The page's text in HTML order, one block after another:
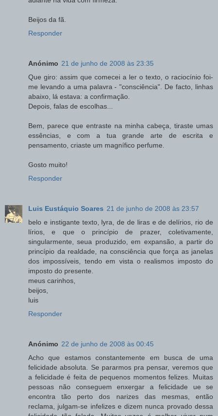
Beijos da fã.
Responder
Anónimo 21 de junho de 2008 às 23:35
Que giro: assim que comecei a ler o texto, o raciocínio foi-
me levando a uma palavra - "consciência". De facto, linhas
abaixo, lá estava: a confirmação.
Depois, falas de escolhas...
Bem, parece que entraste na minha cabeça, tiraste umas
essências, e com a tua grande arte de escrita e
pensamento, criaste um magnífico perfume.
Gosto muito!
Responder
Luis Eustáquio Soares 21 de junho de 2008 às 23:57
belo e instigante texto, lyra, de de liras e de delírios, rio de
lírios, e que o princípio de prazer, coletivamente,
singularmente, seua produzido, em expansão, a partir do
princípio da realdade, na consciência que força as janelas
dos impossíveis, tendo em vista o realismos imposto do
imposto do presente.
meus carinhos,
beijos,
luis
Responder
Anónimo 22 de junho de 2008 às 00:45
Acho que estamos constantemente em busca de uma
felicidade absoluta. Se pararmos pra pensar, veremos que
a felicidade é feita de pequenos momentos felizes. Muitas
pessoas não conseguem enxergar a felicidade ue se
encontra tão perto dos narizes das mesmas, então
reclama, julgam-se infelizes e dizem nunca provado dessa